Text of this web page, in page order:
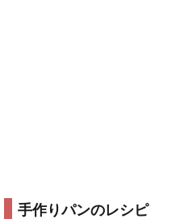
手作りパンのレシピ